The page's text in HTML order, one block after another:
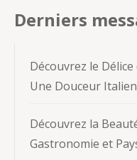
Derniers
Découvrez le
Une Douceur
Découvrez la
Gastronomie et